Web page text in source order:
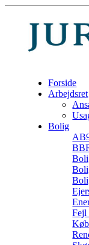
Forside
Arbejdsret
Bolig
Fejl